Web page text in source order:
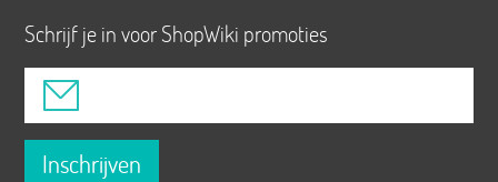
Schrijf je in voor ShopWiki promoties
Inschrijven